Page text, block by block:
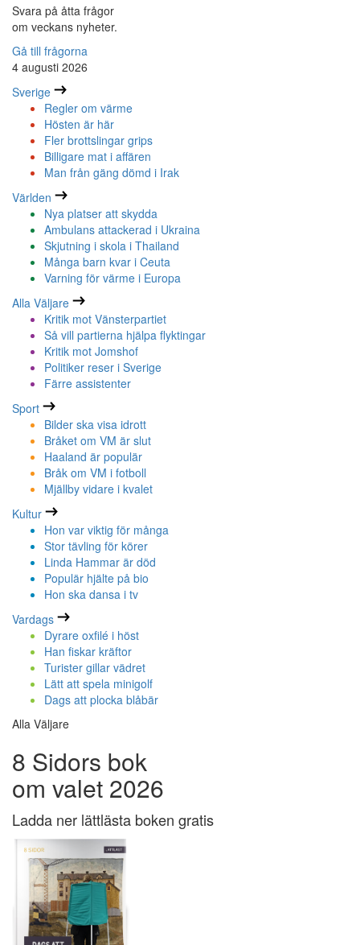
Svara på åtta frågor
om veckans nyheter.
Gå till frågorna
4 augusti 2026
Sverige
Regler om värme
Hösten är här
Fler brottslingar grips
Billigare mat i affären
Man från gäng dömd i Irak
Världen
Nya platser att skydda
Ambulans attackerad i Ukraina
Skjutning i skola i Thailand
Många barn kvar i Ceuta
Varning för värme i Europa
Alla Väljare
Kritik mot Vänsterpartiet
Så vill partierna hjälpa flyktingar
Kritik mot Jomshof
Politiker reser i Sverige
Färre assistenter
Sport
Bilder ska visa idrott
Bråket om VM är slut
Haaland är populär
Bråk om VM i fotboll
Mjällby vidare i kvalet
Kultur
Hon var viktig för många
Stor tävling för körer
Linda Hammar är död
Populär hjälte på bio
Hon ska dansa i tv
Vardags
Dyrare oxfilé i höst
Han fiskar kräftor
Turister gillar vädret
Lätt att spela minigolf
Dags att plocka blåbär
Alla Väljare
8 Sidors bok
om valet 2026
Ladda ner lättlästa boken gratis